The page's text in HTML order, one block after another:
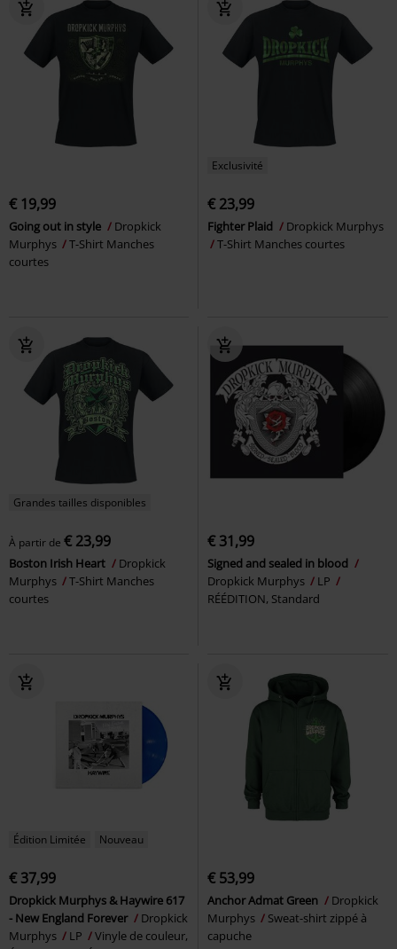
€ 19,99
Going out in style
Dropkick
Murphys
T-Shirt Manches
courtes
Exclusivité
€ 23,99
Fighter Plaid
Dropkick Murphys
T-Shirt Manches courtes
Grandes tailles disponibles
À partir de € 23,99
Boston Irish Heart
Dropkick
Murphys
T-Shirt Manches
courtes
€ 31,99
Signed and sealed in blood
Dropkick Murphys
LP
RÉÉDITION, Standard
Édition Limitée Nouveau
€ 37,99
Dropkick Murphys & Haywire 617
- New England Forever
Dropkick
Murphys
LP
Vinyle de couleur,
€ 53,99
Anchor Admat Green
Dropkick
Murphys
Sweat-shirt zippé à
capuche